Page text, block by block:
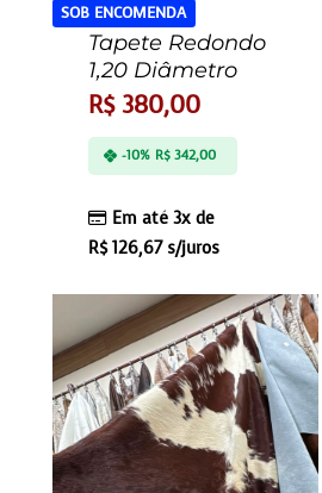
SOB ENCOMENDA
Tapete Redondo
1,20 Diâmetro
R$380,00
Em até 3x de
R$126,67s/juros
-10% R$ 342,00